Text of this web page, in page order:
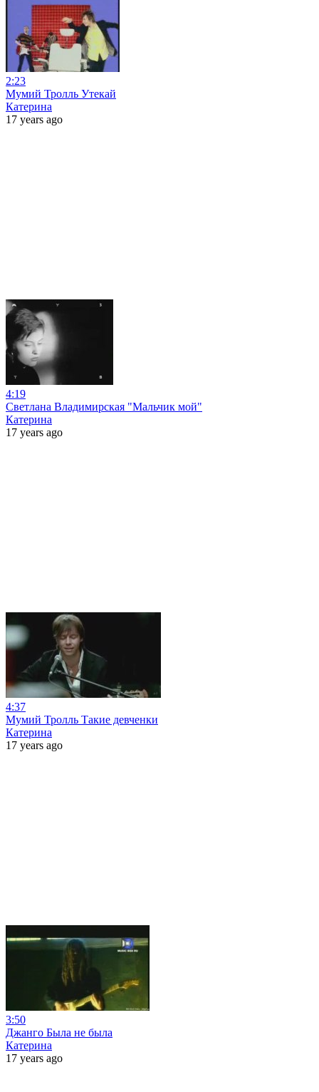
2:23
Мумий Тролль Утекай
Катерина
17 years ago
4:19
Светлана Владимирская "Мальчик мой"
Катерина
17 years ago
4:37
Мумий Тролль Такие девченки
Катерина
17 years ago
3:50
Джанго Была не была
Катерина
17 years ago